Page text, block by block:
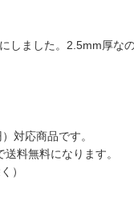
しました。2.5mm厚な
対応商品です。
料無料になります。
）